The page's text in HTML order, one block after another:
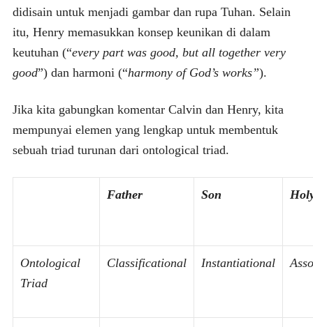
didisain untuk menjadi gambar dan rupa Tuhan. Selain
itu, Henry memasukkan konsep keunikan di dalam
keutuhan (“every part was good, but all together very
good”) dan harmoni (“harmony of God’s works”).
Jika kita gabungkan komentar Calvin dan Henry, kita
mempunyai elemen yang lengkap untuk membentuk
sebuah triad turunan dari ontological triad.
Father Son
Ontological
Triad
Classificational Instantiational